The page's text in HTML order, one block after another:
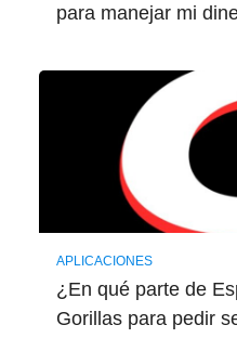
para manejar mi
APLICACIONES
¿En qué parte de
Gorillas para pedir